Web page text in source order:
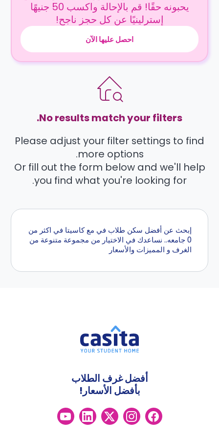
يحبونه حقًا! قم بالإحالة واكسب 50 جنيهًا
إسترلينيًا عن كل حجز ناجح!
احصل عليها الآن
No results match your filters.
Please adjust your filter settings to find
more options.
Or fill out the form below and we'll help
you find what you're looking for.
إبحث عن أفضل سكن طلاب في مع كاسيتا في اكثر من
0 جامعه.. نساعدك في الاختيار من مجموعة متنوعة من
الغرف و المميزات والأسعار
أفضل غرف الطلاب
بأفضل الأسعار!